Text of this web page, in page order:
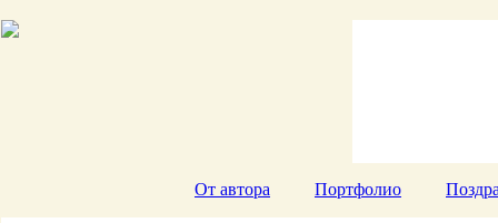
От автора Портфолио